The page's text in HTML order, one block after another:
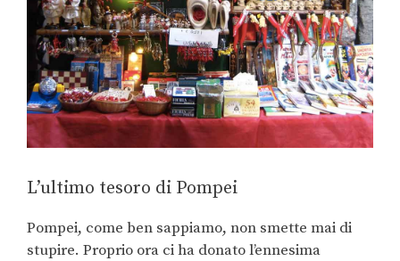
L’ultimo tesoro di Pompei
Pompei, come ben sappiamo, non smette mai di
stupire. Proprio ora ci ha donato l’ennesima